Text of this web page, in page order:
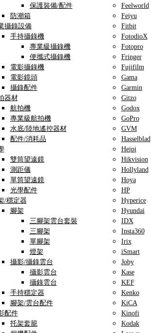
保護裝備/配件
防潮箱
攝錄設備
手持攝錄機
專業級攝錄機
便攜式攝錄機
電影攝錄機
電影鏡頭
攝錄配件
器材
航拍機
專業級航拍機
水底/陸地遙控器材
配件/消耗品
雙筒望遠鏡
測距儀
單筒望遠鏡
光學配件
/穩定器
腳架
三腳架雲台套裝
三腳架
單腳架
燈架
攝影/攝錄雲台
攝影雲台
攝錄雲台
手持穩定器
腳架/雲台配件
配件
托架套籠
Feelworld
Feiyu
Fitbit
FotodioX
Fotopro
Fringer
Fujifilm
Gama
Garmin
Gitzo
Godox
GoPro
GVM
Hasselblad
Heipi
Hikvision
Hollyland
Hoya
HP
Hyperice
Hyundai
IDX
Insta360
Irix
iSmart
Joby
Kase
KEF
Kenko
KiCA
Kinofi
Kodak